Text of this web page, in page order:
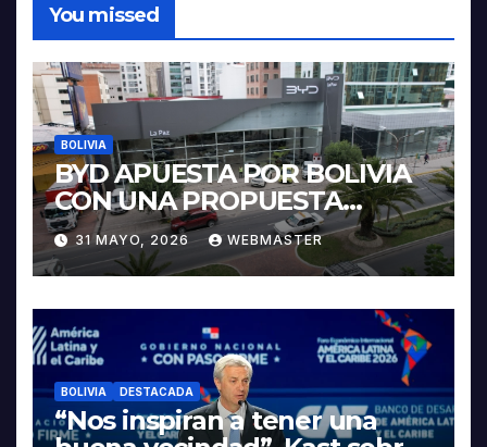
You missed
BOLIVIA
BYD APUESTA POR BOLIVIA
CON UNA PROPUESTA
INTEGRAL PARA IMPULSAR
LA ELECTROMOVILIDAD Y LA
INDUSTRIALIZACIÓN DEL
LITIO
31 MAYO, 2026 WEBMASTER
BOLIVIA DESTACADA
“Nos inspiran a tener una